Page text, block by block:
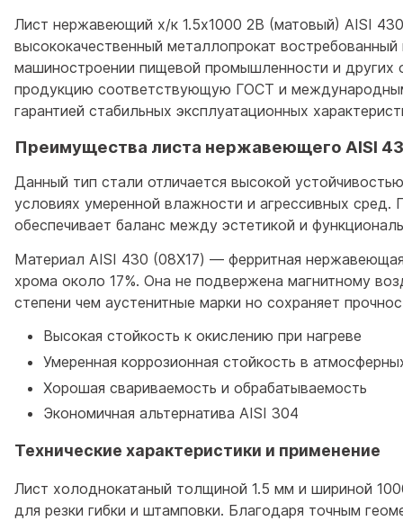
Лист нержавеющий х/к 1.5х1000 2B (матовый) AISI
высококачественный металлопрокат востребованный
машиностроении пищевой промышленности и других
продукцию соответствующую ГОСТ и
гарантией стабильных эксплуатационных
Преимущества листа нержавеющего AISI
Данный тип стали отличается высокой
условиях умеренной влажности и агрессивных сред.
обеспечивает баланс между эстетикой и
Материал AISI 430 (08Х17) — ферритная
хрома около 17%. Она не подвержена магнитному
степени чем аустенитные марки но сохраняет
Высокая стойкость к окислению при нагреве
Умеренная коррозионная стойкость в
Хорошая свариваемость и обрабатываемость
Экономичная альтернатива AISI 304
Технические характеристики и применение
Лист холоднокатаный толщиной 1.5 мм и шириной
для резки гибки и штамповки. Благодаря точным